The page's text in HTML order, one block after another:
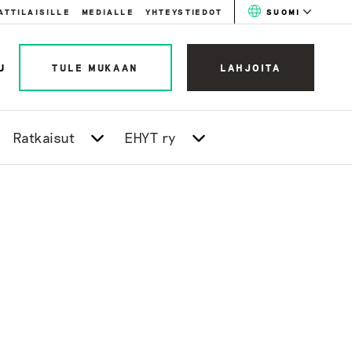
MEDIALLE YHTEYSTIEDOT SUOMI
TULE MUKAAN LAHJOITA
Ratkaisut EHYT ry